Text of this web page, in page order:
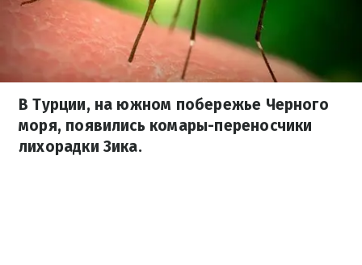
В Турции, на южном побережье Черного
моря, появились комары-переносчики
лихорадки Зика.